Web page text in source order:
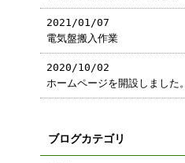
2021/01/07
電気盤搬入作業
2020/10/02
ホームページを開設しました。
ブログカテゴリ